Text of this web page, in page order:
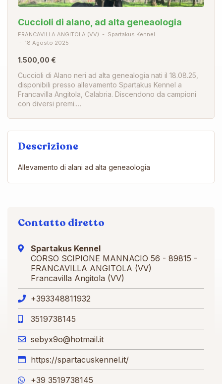
Cuccioli di alano, ad alta geneaologia
FRANCAVILLA ANGITOLA (VV)
Spartakus Kennel
18 Agosto 2025
1.500,00 €
Cuccioli di Alano neri ad alta genealogia nati il 18.08.25,
disponibili presso allevamento Spartakus Kennel a
Francavilla Angitola, Calabria. Discendono da campioni
con diversi premi.…
Descrizione
Allevamento di alani ad alta geneaologia
Contatto diretto
Spartakus Kennel
CORSO SCIPIONE MANNACIO 56 - 89815 -
FRANCAVILLA ANGITOLA (VV)
Francavilla Angitola (VV)
+393348811932
3519738145
sebyx9o@hotmail.it
https://spartacuskennel.it/
+39 3519738145